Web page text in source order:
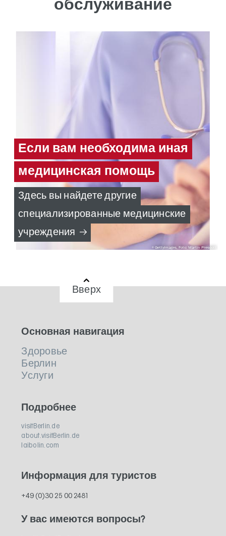
обслуживание
GettyImages, Foto: Martin Prescott
Если вам необходима иная
медицинская помощь
Здесь вы найдете другие
специализированные медицинские
учреждения
Вверх
Основная навигация
Здоровье
Берлин
Услуги
Подробнее
visitBerlin.de
about.visitBerlin.de
laibolin.com
Информация для туристов
+49 (0)30 25 00 2481
У вас имеются вопросы?